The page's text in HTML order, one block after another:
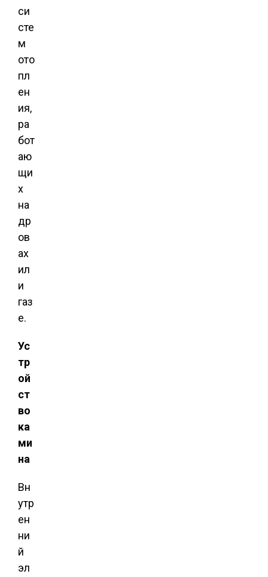
си
сте
м
ото
пл
ен
ия,
ра
бот
аю
щи
х
на
др
ов
ах
ил
и
газ
е.
Ус
тр
ой
ст
во
ка
ми
на
Вн
утр
ен
ни
й
эл